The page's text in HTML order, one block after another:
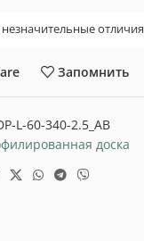
Запомнить
L-60-340-2.5_AB
доска